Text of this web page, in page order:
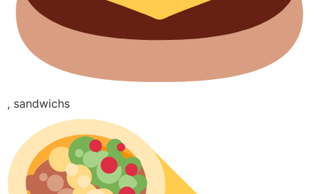
, sandwichs